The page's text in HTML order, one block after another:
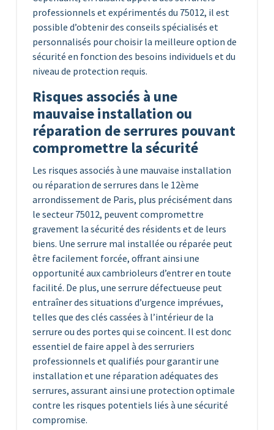
professionnels et expérimentés du 75012, il est
possible d’obtenir des conseils spécialisés et
personnalisés pour choisir la meilleure option de
sécurité en fonction des besoins individuels et du
niveau de protection requis.
Risques associés à une
mauvaise installation ou
réparation de serrures pouvant
compromettre la sécurité
Les risques associés à une mauvaise installation
ou réparation de serrures dans le 12ème
arrondissement de Paris, plus précisément dans
le secteur 75012, peuvent compromettre
gravement la sécurité des résidents et de leurs
biens. Une serrure mal installée ou réparée peut
être facilement forcée, offrant ainsi une
opportunité aux cambrioleurs d’entrer en toute
facilité. De plus, une serrure défectueuse peut
entraîner des situations d’urgence imprévues,
telles que des clés cassées à l’intérieur de la
serrure ou des portes qui se coincent. Il est donc
essentiel de faire appel à des serruriers
professionnels et qualifiés pour garantir une
installation et une réparation adéquates des
serrures, assurant ainsi une protection optimale
contre les risques potentiels liés à une sécurité
compromise.